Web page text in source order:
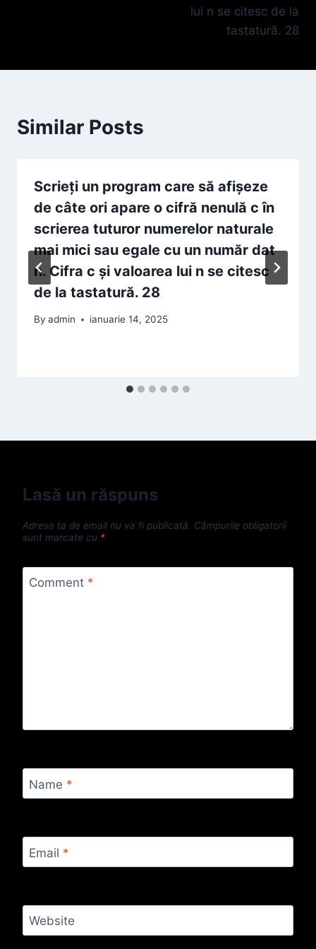
lui n se citesc de la
tastatură. 28
Similar Posts
Scrieţi un program care să afişeze
de câte ori apare o cifră nenulă c în
scrierea tuturor numerelor naturale
mai mici sau egale cu un număr dat
n. Cifra c şi valoarea lui n se citesc
de la tastatură. 28
By admin ianuarie 14, 2025
Lasă un răspuns
Adresa ta de email nu va fi publicată. Câmpurile obligatorii
sunt marcate cu *
Comment *
Name *
Email *
Website